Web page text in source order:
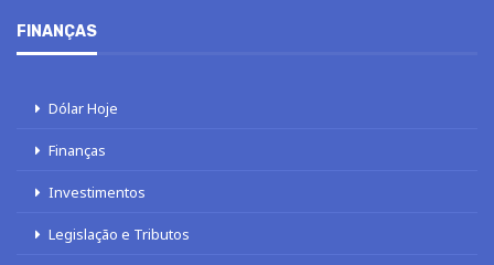
FINANÇAS
Dólar Hoje
Finanças
Investimentos
Legislação e Tributos